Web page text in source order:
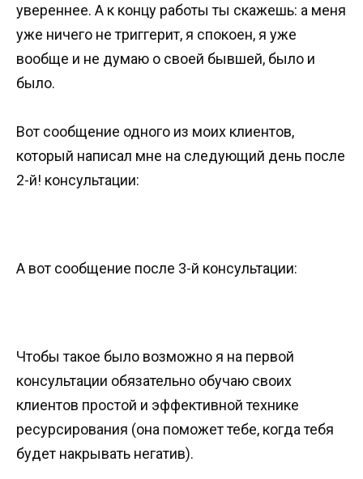
увереннее. А к концу работы ты скажешь: а меня
уже ничего не триггерит, я спокоен, я уже
вообще и не думаю о своей бывшей, было и
было.
Вот сообщение одного из моих клиентов,
который написал мне на следующий день после
2-й! консультации:
А вот сообщение после 3-й консультации:
Чтобы такое было возможно я на первой
консультации обязательно обучаю своих
клиентов простой и эффективной технике
ресурсирования (она поможет тебе, когда тебя
будет накрывать негатив).